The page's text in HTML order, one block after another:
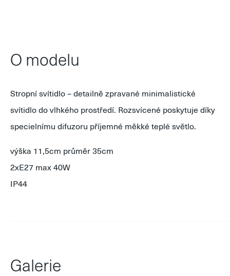
O modelu
Stropní svítidlo – detailně zpravané minimalistické
svítidlo do vlhkého prostředí. Rozsvícené poskytuje díky
specielnímu difuzoru příjemné měkké teplé světlo.
výška 11,5cm průměr 35cm
2xE27 max 40W
IP44
Galerie